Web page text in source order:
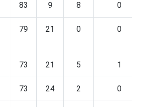
83 9 8 0
79 21 0 0
73 21 5 1
73 24 2 0